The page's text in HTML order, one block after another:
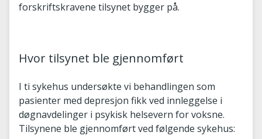
forskriftskravene tilsynet bygger på.
Hvor tilsynet ble gjennomført
I ti sykehus undersøkte vi behandlingen som
pasienter med depresjon fikk ved innleggelse i
døgnavdelinger i psykisk helsevern for voksne.
Tilsynene ble gjennomført ved følgende sykehus: